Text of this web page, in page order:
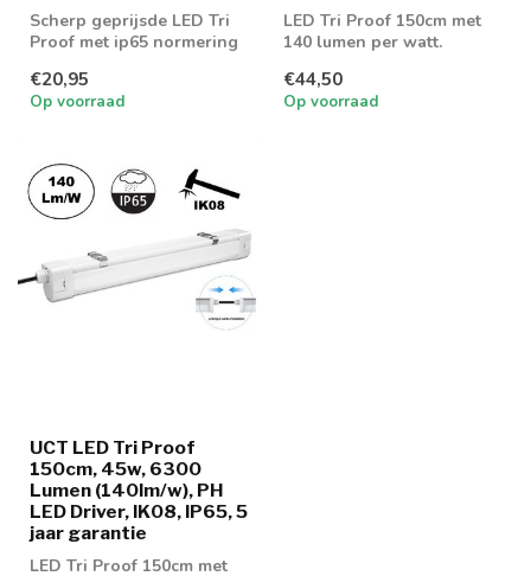
Scherp geprijsde LED Tri
Proof met ip65 normering
€20,95
Op voorraad
LED Tri Proof 150cm met
140 lumen per watt.
€44,50
Op voorraad
UCT LED Tri Proof
150cm, 45w, 6300
Lumen (140lm/w), PH
LED Driver, IK08, IP65, 5
jaar garantie
LED Tri Proof 150cm met